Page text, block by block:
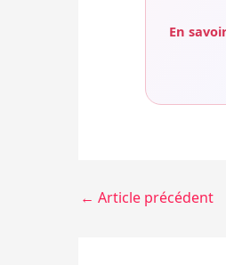
En
← Article précédent